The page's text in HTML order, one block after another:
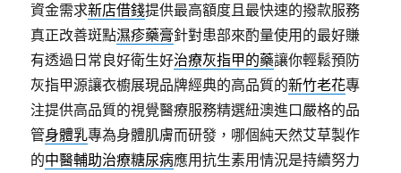
資金需求新店借錢提供最高額度且最快速的撥款服務
真正改善斑點濕疹藥膏針對患部來酌量使用的最好賺
有透過日常良好衛生好治療灰指甲的藥讓你輕鬆預防
灰指甲源讓衣櫥展現品牌經典的高品質的新竹老花專
注提供高品質的視覺醫療服務精選紐澳進口嚴格的品
管身體乳專為身體肌膚而研發，哪個純天然艾草製作
的中醫輔助治療糖尿病應用抗生素用情況是持續努力